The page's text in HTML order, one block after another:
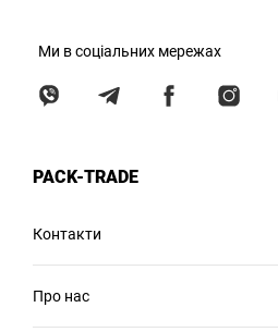
Ми в соціальних мережах
PACK-TRADE
Контакти
Про нас